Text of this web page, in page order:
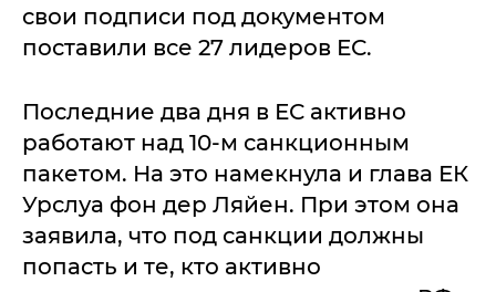
свои подписи под документом
поставили все 27 лидеров ЕС.
Последние два дня в ЕС активно
работают над 10-м санкционным
пакетом. На это намекнула и глава ЕК
Урслуа фон дер Ляйен. При этом она
заявила, что под санкции должны
попасть и те, кто активно